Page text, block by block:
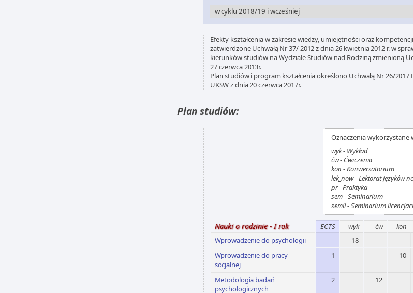
Efekty kształcenia w zakresie wiedzy, umiejętności oraz
zatwierdzone Uchwałą Nr 37/ 2012 z dnia 26 kwietnia 2012 r. w
kierunków studiów na Wydziale Studiów nad Rodziną zmienioną
27 czerwca 2013r.
Plan studiów i program kształcenia określono Uchwałą Nr 26/2017
UKSW z dnia 20 czerwca 2017r.
Plan studiów:
Oznaczenia wykorzystane
wyk - Wykład
ćw - Ćwiczenia
kon - Konwersatorium
lek_now - Lektorat języków
pr - Praktyka
sem - Seminarium
semli - Seminarium
Nauki o rodzinie - I rok ECTS wyk ćw kon
Wprowadzenie do psychologii
18
Wprowadzenie do pracy
socjalnej
1 10
Metodologia badań
psychologicznych
2 12